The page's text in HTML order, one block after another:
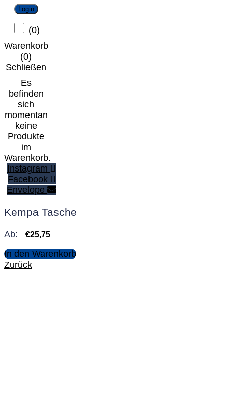
Login
(0)
Warenkorb
(0)
Schließen
Es
befinden
sich
momentan
keine
Produkte
im
Warenkorb.
Instagram
Facebook
Envelope
Kempa Tasche
Ab: €25,75
In den Warenkorb
Zurück